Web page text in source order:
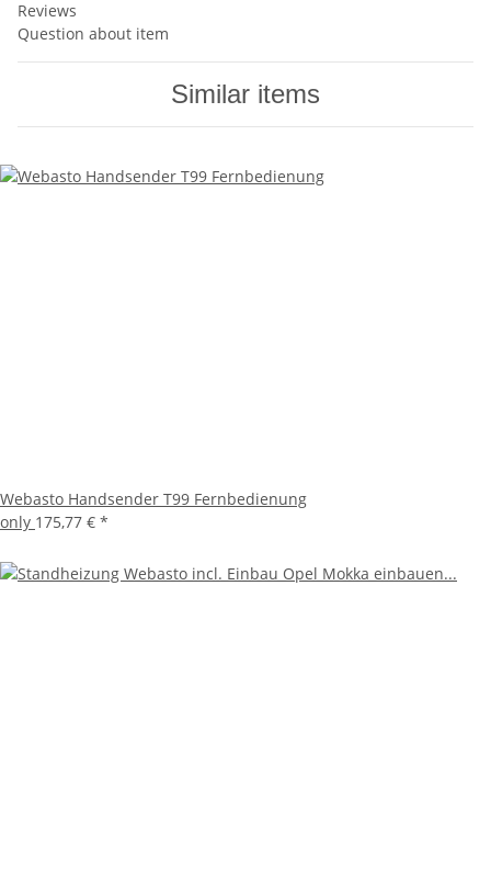
Reviews
Question about item
Similar items
Webasto Handsender T99 Fernbedienung
only 175,77 € *